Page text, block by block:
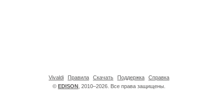
© EDISON , 2010–2026. Все права защищены.
Vivaldi Правила Скачать Поддержка Справка